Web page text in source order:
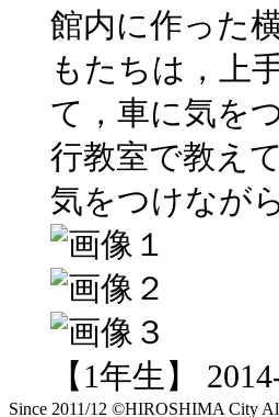
館内に作った
もたちは，上
て，車に気を
行教室で教え
気をつけなが
【1年生】
Since 2011/12 ©HIROSHIMA City